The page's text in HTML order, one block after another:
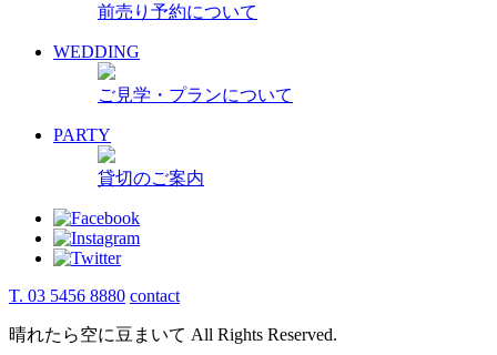
前売り予約について
WEDDING
ご見学・プランについて
PARTY
貸切のご案内
T. 03 5456 8880 contact
晴れたら空に豆まいて All Rights Reserved.